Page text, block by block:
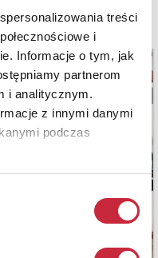
treści
i
Informacje o tym, jak
partnerom
i analitycznym.
z innymi danymi
podczas